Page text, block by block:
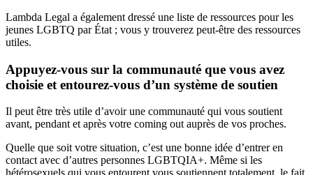
Lambda Legal a également dressé une liste de ressources pour les
jeunes LGBTQ par État ; vous y trouverez peut-être des ressources
utiles.
Appuyez-vous sur la communauté que vous avez
choisie et entourez-vous d’un système de soutien
Il peut être très utile d’avoir une communauté qui vous soutient
avant, pendant et après votre coming out auprès de vos proches.
Quelle que soit votre situation, c’est une bonne idée d’entrer en
contact avec d’autres personnes LGBTQIA+. Même si les